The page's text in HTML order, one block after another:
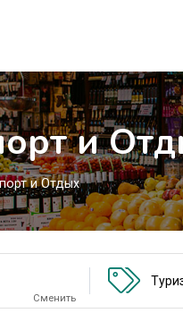
и
и Отдых
Сменить